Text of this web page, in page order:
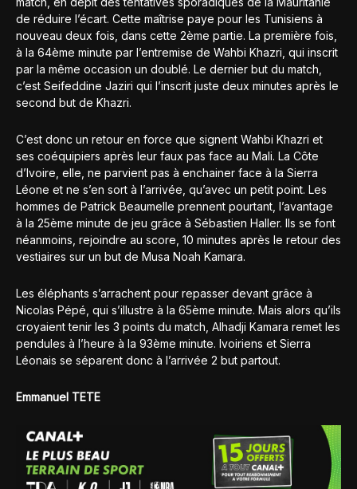
de réduire l’écart. Cette maîtrise paye pour les Tunisiens à
nouveau deux fois, dans cette 2ème partie. La première fois,
à la 64ème minute par l’entremise de Wahbi Khazri, qui inscrit
par la même occasion un doublé. Le dernier but du match,
c’est Seifeddine Jaziri qui l’inscrit juste deux minutes après le
second but de Khazri.
C’est donc un retour en force que signent Wahbi Khazri et
ses coéquipiers après leur faux pas face au Mali. La Côte
d’Ivoire, elle, ne parvient pas à enchainer face à la Sierra
Léone et ne s’en sort à l’arrivée, qu’avec un petit point. Les
hommes de Patrick Beaumelle prennent pourtant, l’avantage
à la 25ème minute de jeu grâce à Sébastien Haller. Ils se font
néanmoins, rejoindre au score, 10 minutes après le retour des
vestiaires sur un but de Musa Noah Kamara.
Les éléphants s’arrachent pour repasser devant grâce à
Nicolas Pépé, qui s’illustre à la 65ème minute. Mais alors qu’ils
croyaient tenir les 3 points du match, Alhadji Kamara remet les
pendules à l’heure à la 93ème minute. Ivoiriens et Sierra
Léonais se séparent donc à l’arrivée 2 but partout.
Emmanuel TETE